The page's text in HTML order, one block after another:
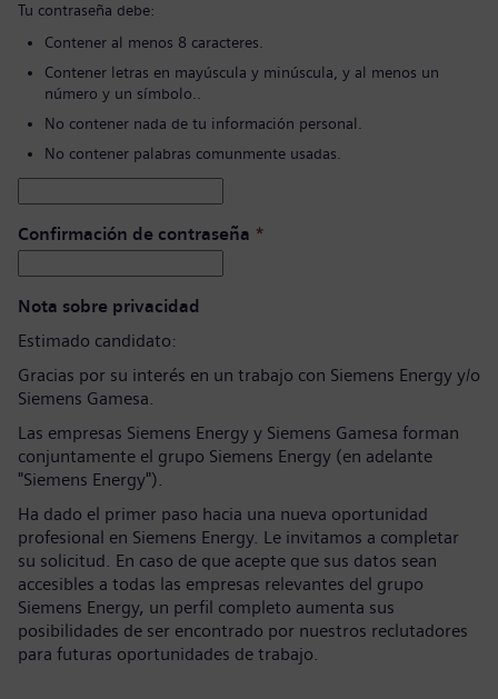
Tu contraseña debe:
Contener al menos 8 caracteres.
Contener letras en mayúscula y minúscula, y al menos un
número y un símbolo..
No contener nada de tu información personal.
No contener palabras comunmente usadas.
Confirmación de contraseña *
Nota sobre privacidad
Estimado candidato:
Gracias por su interés en un trabajo con Siemens Energy y/o
Siemens Gamesa.
Las empresas Siemens Energy y Siemens Gamesa forman
conjuntamente el grupo Siemens Energy (en adelante
"Siemens Energy").
Ha dado el primer paso hacia una nueva oportunidad
profesional en Siemens Energy. Le invitamos a completar
su solicitud. En caso de que acepte que sus datos sean
accesibles a todas las empresas relevantes del grupo
Siemens Energy, un perfil completo aumenta sus
posibilidades de ser encontrado por nuestros reclutadores
para futuras oportunidades de trabajo.